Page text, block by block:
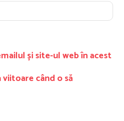
și site-ul web în acest
când o să